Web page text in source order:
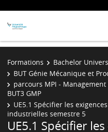
Formations
Bachelor
BUT Génie Mécanique et
parcours MPI -
BUT3 GMP
UE5.1 Spécifier les
industrielles semestre 5
UE5.1 Spécifier